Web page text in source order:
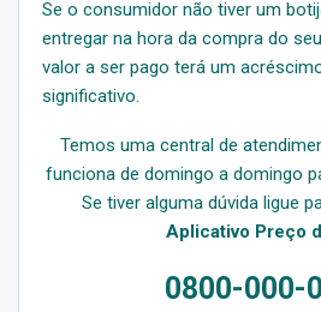
Se o consumidor não tiver um
entregar na hora da compra do
valor a ser pago terá um
significativo.
Temos uma central de
funciona de domingo a domingo
Se tiver alguma dúvida ligue
Aplicativo Preço
0800-000-